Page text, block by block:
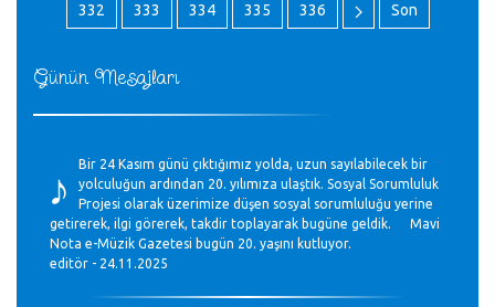
Günün Mesajları
♪
Bir 24 Kasım günü çıktığımız yolda, uzun sayılabilecek bir
yolculuğun ardından 20. yılımıza ulaştık. Sosyal Sorumluluk
Projesi olarak üzerimize düşen sosyal sorumluluğu yerine
getirerek, ilgi görerek, takdir toplayarak bugüne geldik. Mavi
Nota e-Müzik Gazetesi bugün 20. yaşını kutluyor.
editör - 24.11.2025
332 333 334 335 336 Son